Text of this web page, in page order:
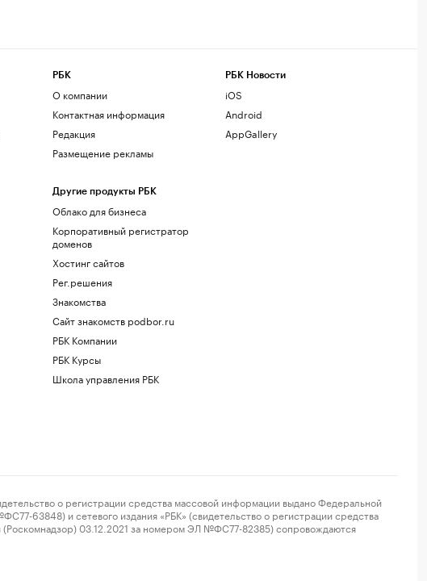
РБК
О компании
Контактная информация
Редакция
Размещение рекламы
Другие продукты РБК
Облако для бизнеса
Корпоративный регистратор
доменов
Хостинг сайтов
Рег.решения
Знакомства
Сайт знакомств podbor.ru
РБК Компании
РБК Курсы
Школа управления РБК
РБК Новости
iOS
Android
AppGallery
о регистрации средства массовой информации выдано Федеральной
63848) и сетевого издания «РБК» (свидетельство о регистрации средства
03.12.2021 за номером ЭЛ №ФС77-82385) сопровождаются